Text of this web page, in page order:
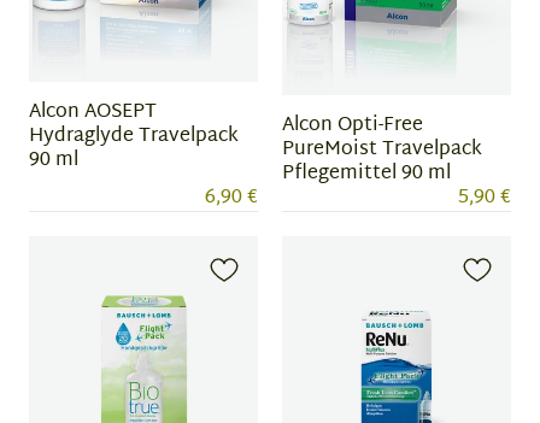
Alcon AOSEPT
Hydraglyde Travelpack
90 ml
6,90 €
Alcon Opti-Free
PureMoist Travelpack
Pflegemittel 90 ml
5,90 €